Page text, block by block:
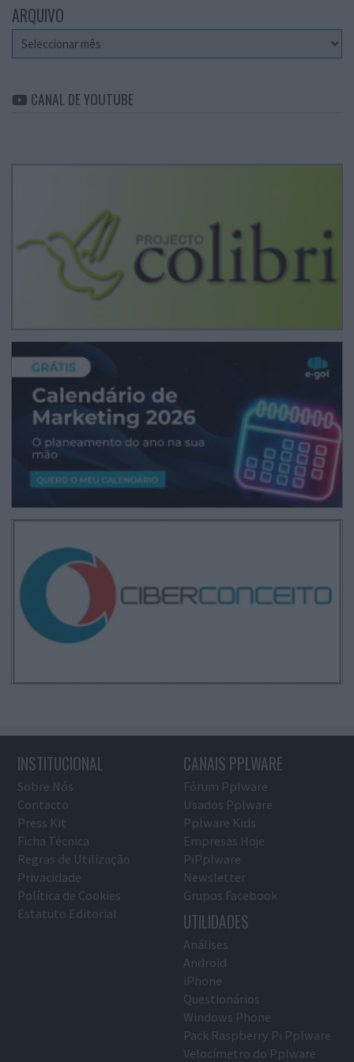
ARQUIVO
Arquivo
CANAL DE YOUTUBE
INSTITUCIONAL
Sobre Nós
Contacto
Press Kit
Ficha Técnica
Regras de Utilização
Privacidade
Política de Cookies
Estatuto Editorial
CANAIS PPLWARE
Fórum Pplware
Usados Pplware
Pplware Kids
Empresas Hoje
PiPplware
Newsletter
Grupos Facebook
UTILIDADES
Análises
Android
iPhone
Questionários
Windows Phone
Pack Raspberry Pi Pplware
Velocímetro do Pplware